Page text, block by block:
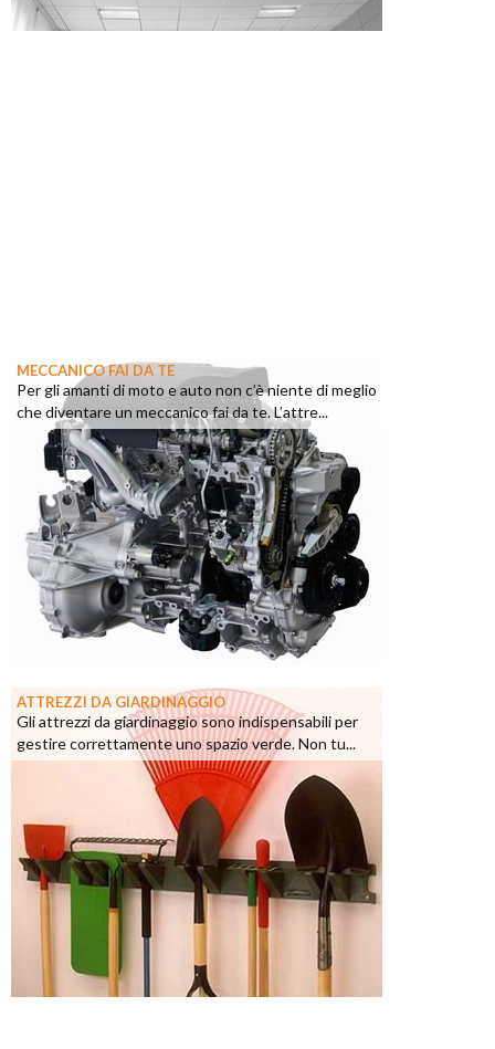
MECCANICO FAI DA TE
Per gli amanti di moto e auto non c’è niente di meglio
che diventare un meccanico fai da te. L’attre...
ATTREZZI DA GIARDINAGGIO
Gli attrezzi da giardinaggio sono indispensabili per
gestire correttamente uno spazio verde. Non tu...